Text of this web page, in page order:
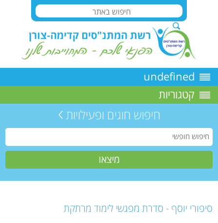
undefined
קטגוריות
חיפוש חוגים ופעילויות
סיפורי יוסף - סדרת מפגשי לימוד מרתקת